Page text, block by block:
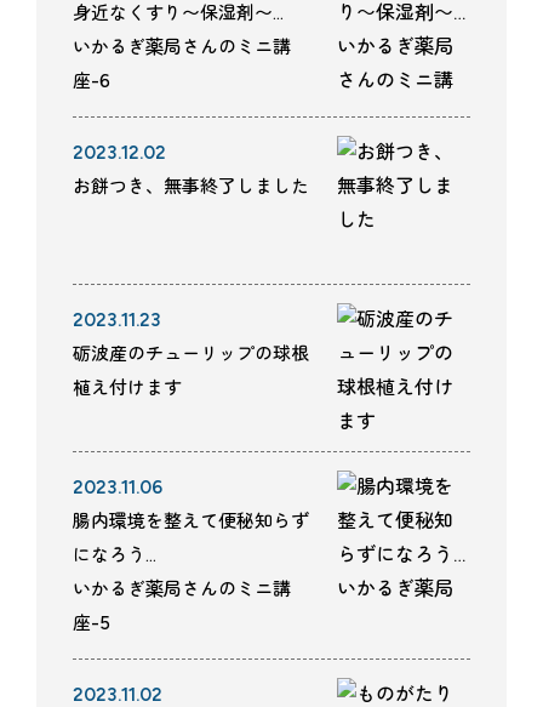
身近なくすり〜保湿剤〜…
いかるぎ薬局さんのミニ講
座-6
2023.12.02
お餅つき、無事終了しました
2023.11.23
砺波産のチューリップの球根
植え付けます
2023.11.06
腸内環境を整えて便秘知らず
になろう…
いかるぎ薬局さんのミニ講
座-5
2023.11.02